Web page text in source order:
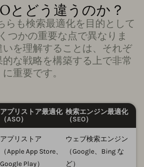
とどう違うのか？
らも検索最適化を目的として
つかの重要な点で異なりま
を理解することは、それぞ
な戦略を構築する上で非常
に重要です。
アプリストア最適化
（ASO）
検索エンジン最適化
（SEO）
アプリストア
（Apple App Store、
Google Play）
ウェブ検索エンジン
（Google、Bing な
ど）